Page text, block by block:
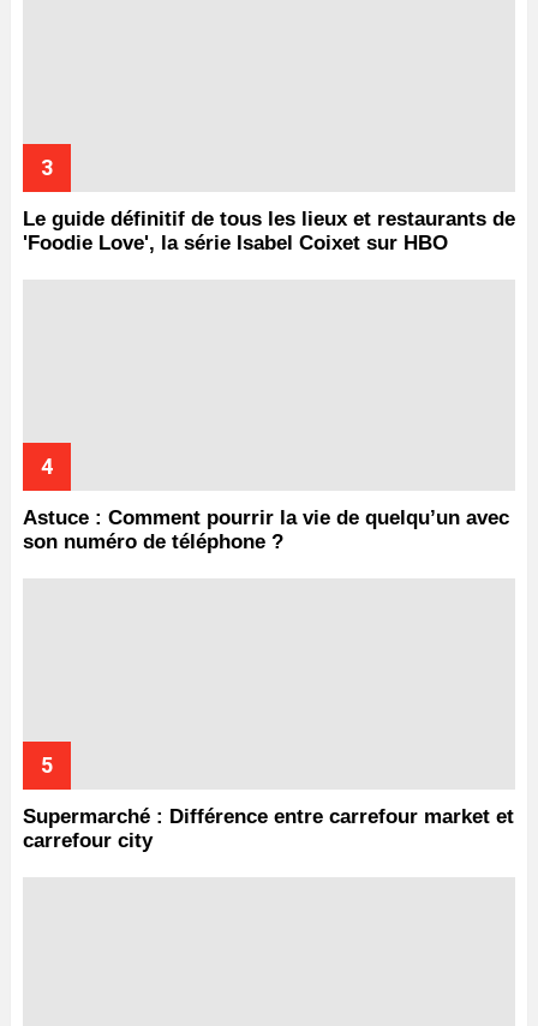
Le guide définitif de tous les lieux et restaurants de
'Foodie Love', la série Isabel Coixet sur HBO
Astuce : Comment pourrir la vie de quelqu’un avec
son numéro de téléphone ?
Supermarché : Différence entre carrefour market et
carrefour city